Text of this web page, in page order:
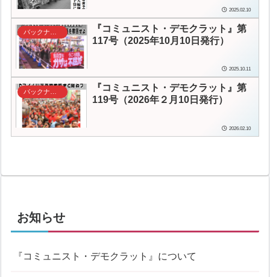
2025.02.10
バックナンバー
『コミュニスト・デモクラット』第
117号（2025年10月10日発行）
2025.10.11
『コミュニスト・デモクラット』第
119号（2026年２月10日発行）
2026.02.10
お知らせ
『コミュニスト・デモクラット』について